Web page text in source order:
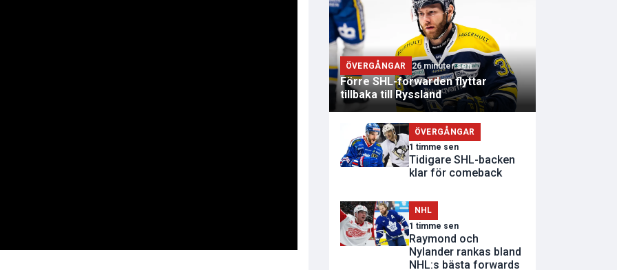
ÖVERGÅNGAR 26 minuter sen
Förre SHL-forwarden flyttar
tillbaka till Ryssland
ÖVERGÅNGAR
1 timme sen
Tidigare SHL-backen
klar för comeback
NHL
1 timme sen
Raymond och
Nylander rankas bland
NHL:s bästa forwards